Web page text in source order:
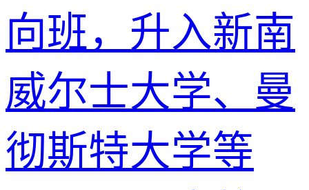
向班，升入新南
威尔士大学、曼
彻斯特大学等